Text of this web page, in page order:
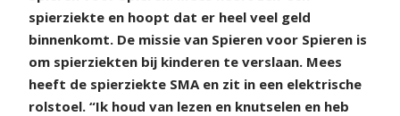
spierziekte en hoopt dat er heel veel geld
binnenkomt. De missie van Spieren voor Spieren is
om spierziekten bij kinderen te verslaan. Mees
heeft de spierziekte SMA en zit in een elektrische
rolstoel. “Ik houd van lezen en knutselen en heb